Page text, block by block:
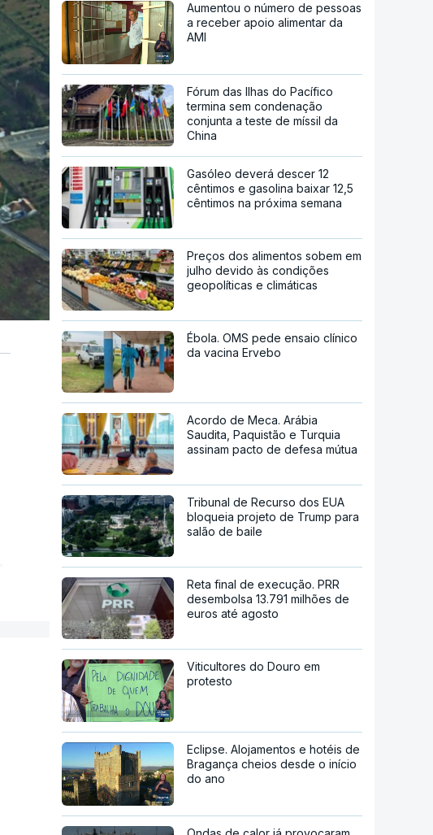
Aumentou o número de pessoas
a receber apoio alimentar da
AMI
Fórum das Ilhas do Pacífico
termina sem condenação
conjunta a teste de míssil da
China
Gasóleo deverá descer 12
cêntimos e gasolina baixar 12,5
cêntimos na próxima semana
Preços dos alimentos sobem em
julho devido às condições
geopolíticas e climáticas
Ébola. OMS pede ensaio clínico
da vacina Ervebo
Acordo de Meca. Arábia
Saudita, Paquistão e Turquia
assinam pacto de defesa mútua
Tribunal de Recurso dos EUA
bloqueia projeto de Trump para
salão de baile
Reta final de execução. PRR
desembolsa 13.791 milhões de
euros até agosto
Viticultores do Douro em
protesto
Eclipse. Alojamentos e hotéis de
Bragança cheios desde o início
do ano